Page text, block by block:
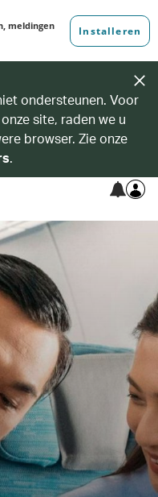
ondersteunen. Voor
site, raden we u
browser. Zie onze
.